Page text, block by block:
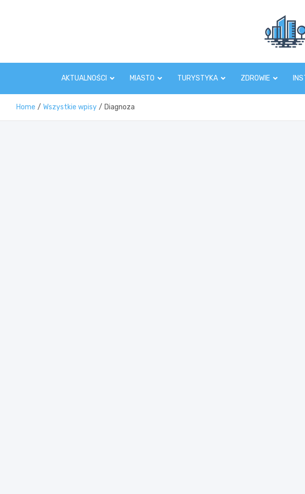
AKTUALNOŚCI MIASTO TURYSTYKA ZDROWIE
Home Wszystkie wpisy Diagnoza